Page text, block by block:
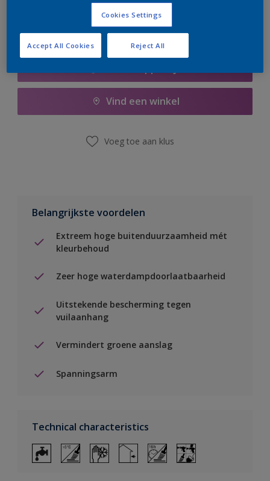
Vind een winkel
Voeg toe aan klus
Belangrijkste voordelen
Extreem hoge buitenduurzaamheid mét
kleurbehoud
Zeer hoge waterdampdoorlaatbaarheid
Uitstekende bescherming tegen
vuilaanhang
Vermindert groene aanslag
Spanningsarm
Technical characteristics
Cookies Settings
Reject All
Accept All Cookies